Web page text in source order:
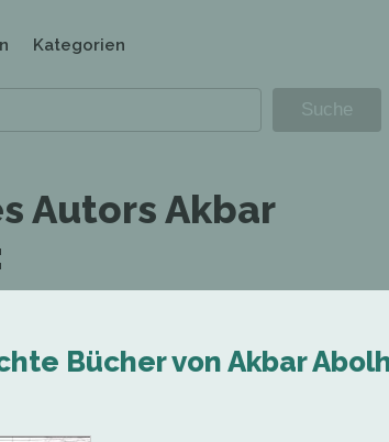
Kategorien
Autors Akbar
Bücher von Akbar